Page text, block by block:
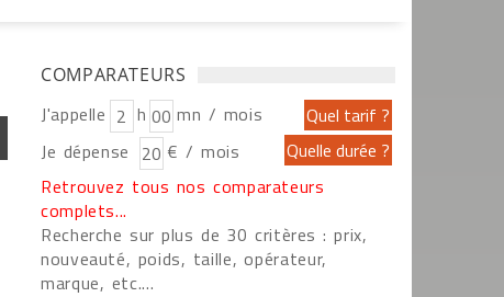
COMPARATEURS
J'appelle h
mn / mois
Je dépense
€ / mois
Retrouvez tous nos comparateurs
complets...
Recherche sur plus de 30 critères : prix,
nouveauté, poids, taille, opérateur,
marque, etc....